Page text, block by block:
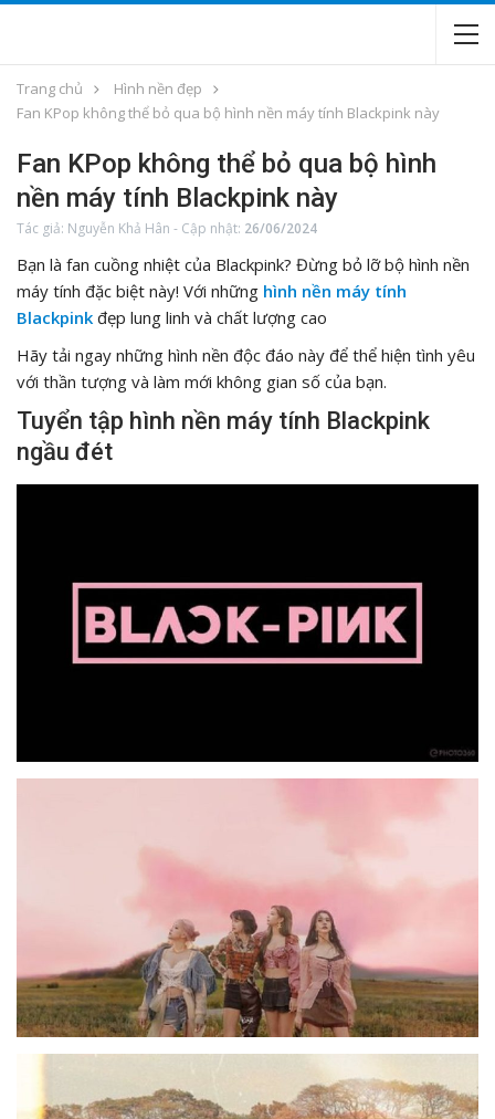
Trang chủ
Hình nền đẹp
Fan KPop không thể bỏ qua bộ hình nền máy tính Blackpink này
Fan KPop không thể bỏ qua bộ hình
nền máy tính Blackpink này
Tác giả: Nguyễn Khả Hân - Cập nhật: 26/06/2024
Bạn là fan cuồng nhiệt của Blackpink? Đừng bỏ lỡ bộ hình nền
máy tính đặc biệt này! Với những hình nền máy tính
Blackpink đẹp lung linh và chất lượng cao
Hãy tải ngay những hình nền độc đáo này để thể hiện tình yêu
với thần tượng và làm mới không gian số của bạn.
Tuyển tập hình nền máy tính Blackpink
ngầu đét